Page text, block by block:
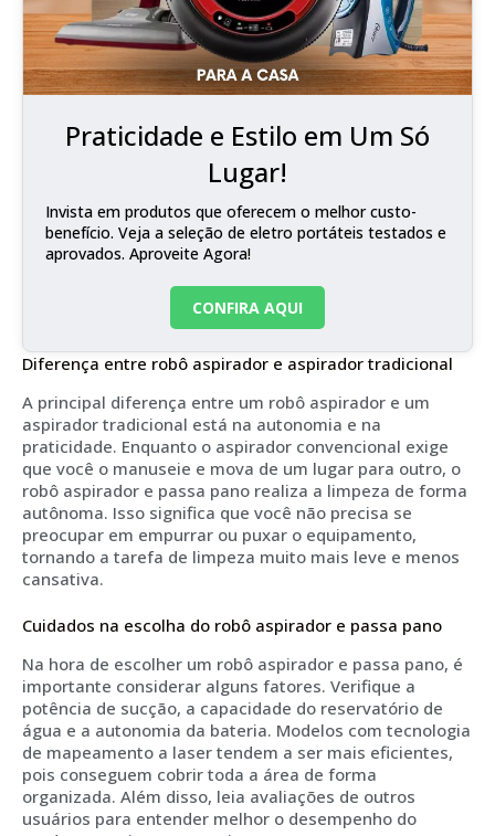
Praticidade e Estilo em Um Só
Lugar!
Invista em produtos que oferecem o melhor custo-
benefício. Veja a seleção de eletro portáteis testados e
aprovados. Aproveite Agora!
CONFIRA AQUI
Diferença entre robô aspirador e aspirador tradicional
A principal diferença entre um robô aspirador e um
aspirador tradicional está na autonomia e na
praticidade. Enquanto o aspirador convencional exige
que você o manuseie e mova de um lugar para outro, o
robô aspirador e passa pano realiza a limpeza de forma
autônoma. Isso significa que você não precisa se
preocupar em empurrar ou puxar o equipamento,
tornando a tarefa de limpeza muito mais leve e menos
cansativa.
Cuidados na escolha do robô aspirador e passa pano
Na hora de escolher um robô aspirador e passa pano, é
importante considerar alguns fatores. Verifique a
potência de sucção, a capacidade do reservatório de
água e a autonomia da bateria. Modelos com tecnologia
de mapeamento a laser tendem a ser mais eficientes,
pois conseguem cobrir toda a área de forma
organizada. Além disso, leia avaliações de outros
usuários para entender melhor o desempenho do